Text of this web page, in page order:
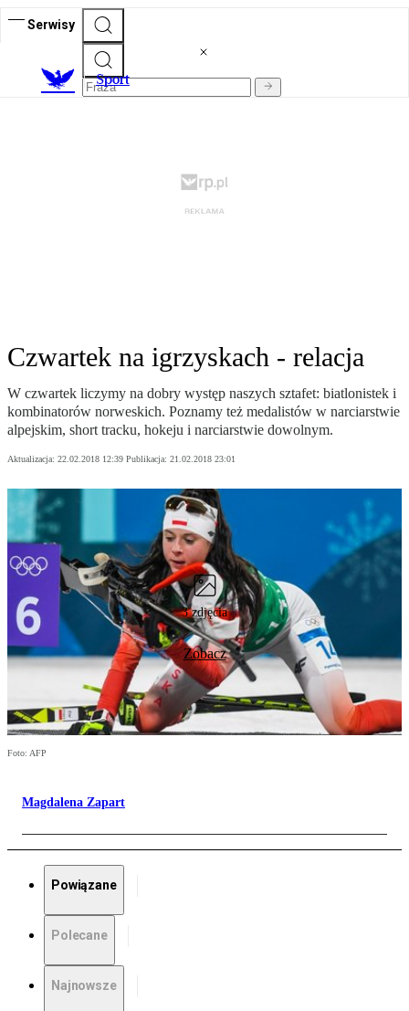
Serwisy
Sport
Czwartek na igrzyskach - relacja
W czwartek liczymy na dobry występ naszych sztafet: biatlonistek i
kombinatorów norweskich. Poznamy też medalistów w narciarstwie
alpejskim, short tracku, hokeju i narciarstwie dowolnym.
Aktualizacja: 22.02.2018 12:39 Publikacja: 21.02.2018 23:01
3 zdjęcia
Zobacz
Foto: AFP
Magdalena Zapart
Powiązane
Polecane
Najnowsze